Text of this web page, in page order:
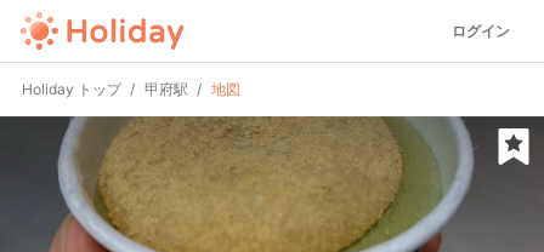
ログイン
Holiday トップ 甲府駅 地図